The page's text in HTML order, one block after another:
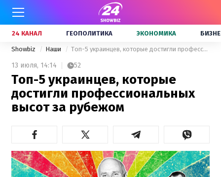
24 КАНАЛ ГЕОПОЛИТИКА ЭКОНОМИКА
Showbiz Наши Топ-5 украинцев, которые достигли профессиональных высот за рубежом
13 июля, 14:14 52
Топ-5 украинцев, которые
достигли профессиональных
высот за рубежом